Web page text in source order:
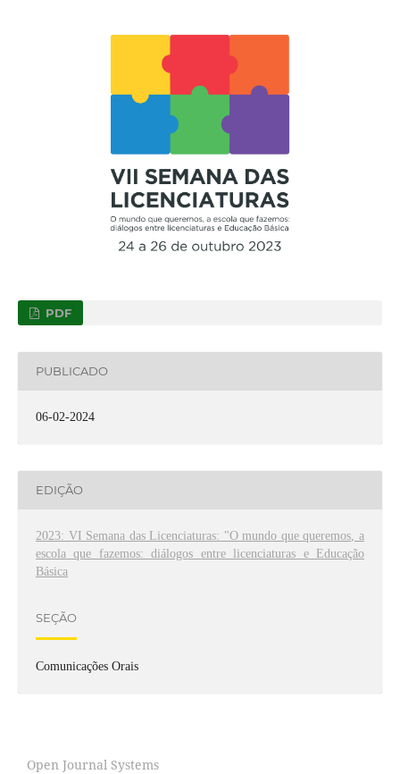
PDF
PUBLICADO
06-02-2024
EDIÇÃO
2023: VI Semana das Licenciaturas: "O mundo que queremos, a
escola que fazemos: diálogos entre licenciaturas e Educação
Básica
SEÇÃO
Comunicações Orais
Open Journal Systems